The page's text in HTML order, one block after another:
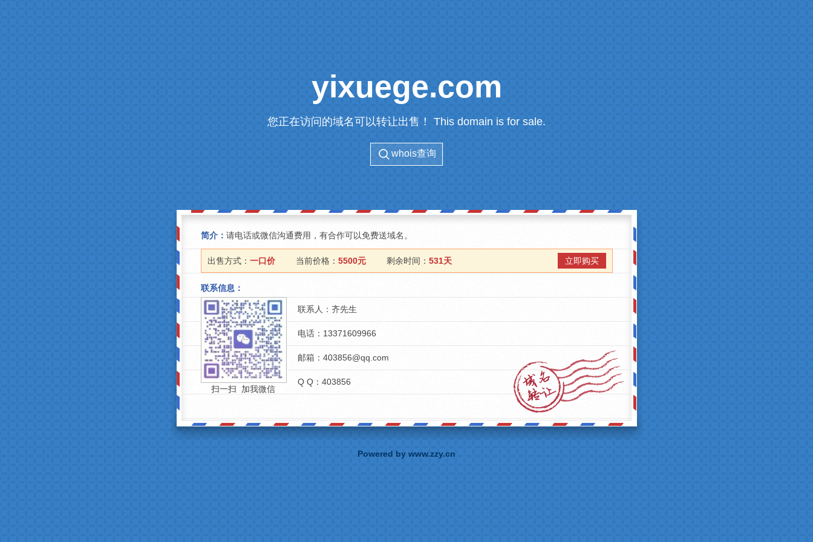
yixuege.com
您正在访问的域名可以转让出售！ This domain is for sale.
whois查询
简介： 请电话或微信沟通费用，有合作可以免费送域名。
出售方式： 一口价 当前价格： 5500元 剩余时间： 531天 立即购买
联系信息：
扫一扫 加我微信
联系人：齐先生
电话：13371609966
邮箱：403856@qq.com
Q Q：403856
Powered by www.zzy.cn